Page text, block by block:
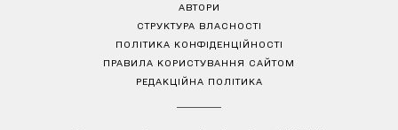
АВТОРИ
СТРУКТУРА ВЛАСНОСТІ
ПОЛІТИКА КОНФІДЕНЦІЙНОСТІ
ПРАВИЛА КОРИСТУВАННЯ САЙТОМ
РЕДАКЦІЙНА ПОЛІТИКА